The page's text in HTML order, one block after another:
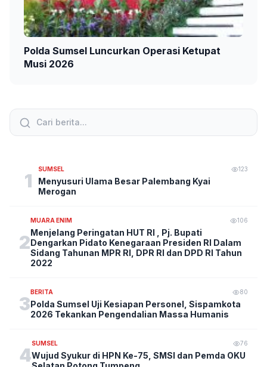
Polda Sumsel Luncurkan Operasi Ketupat
Musi 2026
1
SUMSEL 123
Menyusuri Ulama Besar Palembang Kyai
Merogan
2
MUARA ENIM 106
Menjelang Peringatan HUT RI , Pj. Bupati
Dengarkan Pidato Kenegaraan Presiden RI Dalam
Sidang Tahunan MPR RI, DPR RI dan DPD RI Tahun
2022
3
BERITA 80
Polda Sumsel Uji Kesiapan Personel, Sispamkota
2026 Tekankan Pengendalian Massa Humanis
4
SUMSEL 76
Wujud Syukur di HPN Ke-75, SMSI dan Pemda OKU